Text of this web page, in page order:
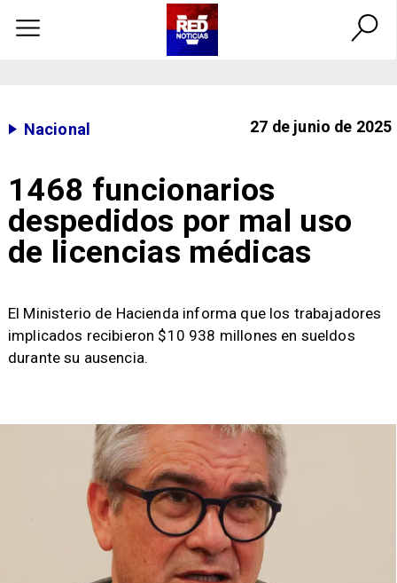
Nacional 27 de junio de 2025
1468 funcionarios
despedidos por mal uso
de licencias médicas
El Ministerio de Hacienda informa que los trabajadores
implicados recibieron $10 938 millones en sueldos
durante su ausencia.